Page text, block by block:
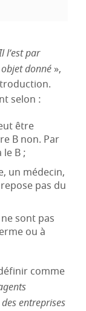
l’est par
donné »,
selon :
être
B non. Par
B ;
un médecin,
pas du
sont pas
ou à
comme
entreprises